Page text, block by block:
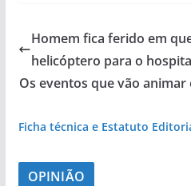
Homem fica ferido em
helicóptero para o
Os eventos que vão animar
Ficha técnica e Estatuto
OPINIÃO